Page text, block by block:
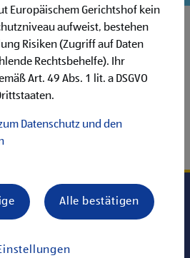
Europäischem Gerichtshof kein
aufweist, bestehen
Risiken (Zugriff auf Daten
Rechtsbehelfe). Ihr
Art. 49 Abs. 1 lit. a DSGVO
Datenschutz und den
Alle bestätigen